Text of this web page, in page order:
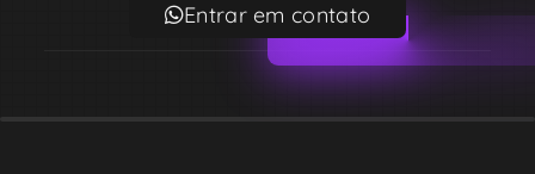
Entrar em contato